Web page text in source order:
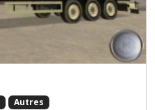
Autres